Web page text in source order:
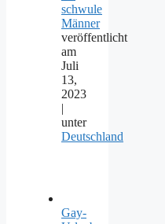
schwule
Männer
veröffentlicht
am
Juli
13,
2023
|
unter
Deutschland
Gay-